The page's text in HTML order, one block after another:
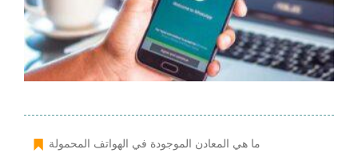
ما هي المعادن الموجودة في الهواتف المحمولة